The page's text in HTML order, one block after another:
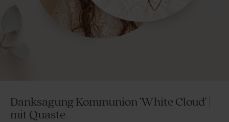
Danksagung Kommunion 'White Cloud' |
mit Quaste